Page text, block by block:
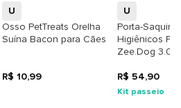
U
Osso PetTreats Orelha
Suína Bacon para Cães
R$ 10,99
U
Porta-
Higiênicos
Zee.Dog 3.0
R$ 54,90
Kit passeio